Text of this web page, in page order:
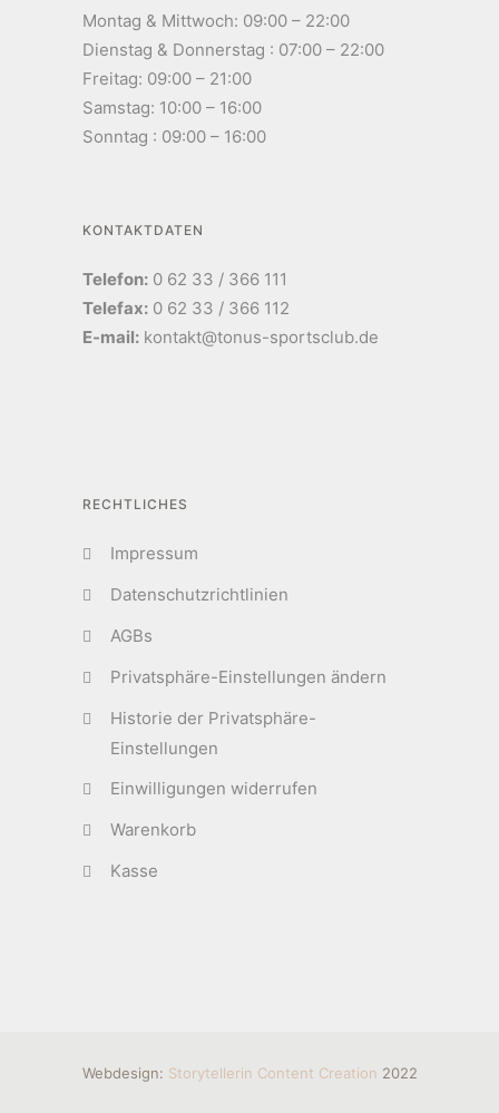
Montag & Mittwoch: 09:00 – 22:00
Dienstag & Donnerstag : 07:00 – 22:00
Freitag: 09:00 – 21:00
Samstag: 10:00 – 16:00
Sonntag : 09:00 – 16:00
KONTAKTDATEN
Telefon: 0 62 33 / 366 111
Telefax: 0 62 33 / 366 112
E-mail: kontakt@tonus-sportsclub.de
RECHTLICHES
Impressum
Datenschutzrichtlinien
AGBs
Privatsphäre-Einstellungen ändern
Historie der Privatsphäre-
Einstellungen
Einwilligungen widerrufen
Warenkorb
Kasse
Webdesign: Storytellerin Content Creation 2022